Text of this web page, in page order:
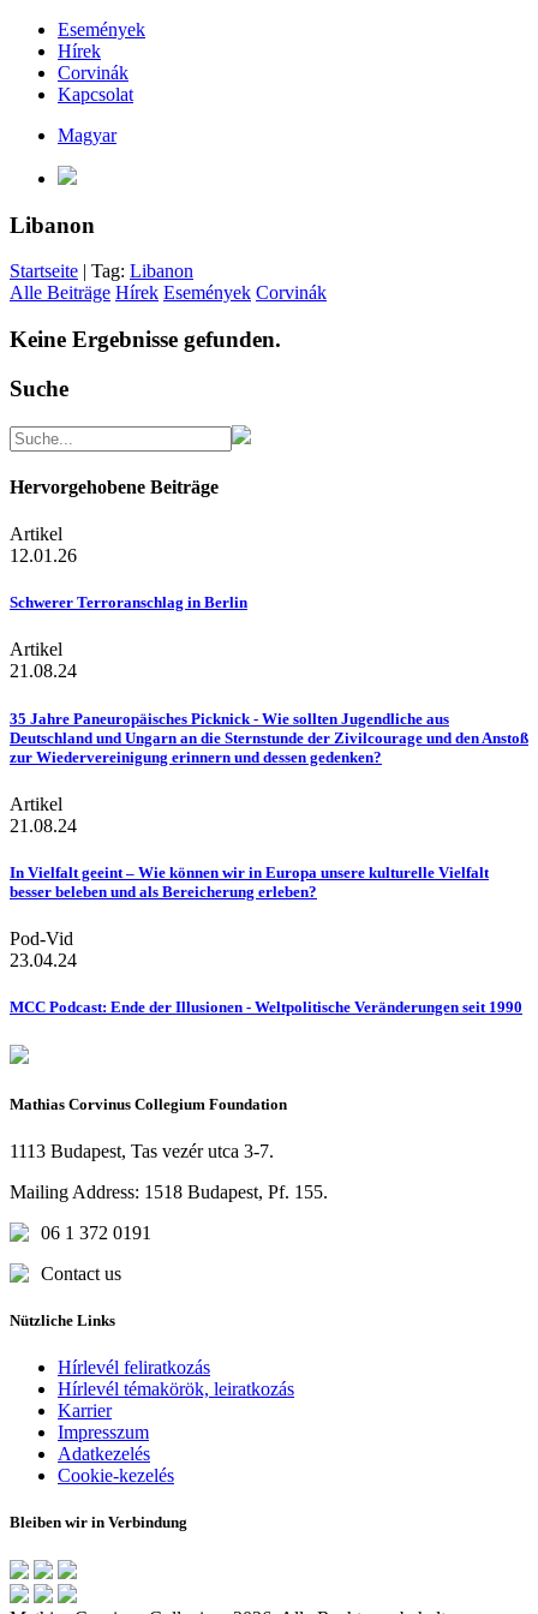
Események
Hírek
Corvinák
Kapcsolat
Magyar
Libanon
Startseite | Tag: Libanon
Alle Beiträge Hírek Események Corvinák
Keine Ergebnisse gefunden.
Suche
Hervorgehobene Beiträge
Artikel
12.01.26
Schwerer Terroranschlag in Berlin
Artikel
21.08.24
35 Jahre Paneuropäisches Picknick - Wie sollten Jugendliche aus
Deutschland und Ungarn an die Sternstunde der Zivilcourage und den Anstoß
zur Wiedervereinigung erinnern und dessen gedenken?
Artikel
21.08.24
In Vielfalt geeint – Wie können wir in Europa unsere kulturelle Vielfalt
besser beleben und als Bereicherung erleben?
Pod-Vid
23.04.24
MCC Podcast: Ende der Illusionen - Weltpolitische Veränderungen seit 1990
Mathias Corvinus Collegium Foundation
1113 Budapest, Tas vezér utca 3-7.
Mailing Address: 1518 Budapest, Pf. 155.
06 1 372 0191
Contact us
Nützliche Links
Hírlevél feliratkozás
Hírlevél témakörök, leiratkozás
Karrier
Impresszum
Adatkezelés
Cookie-kezelés
Bleiben wir in Verbindung